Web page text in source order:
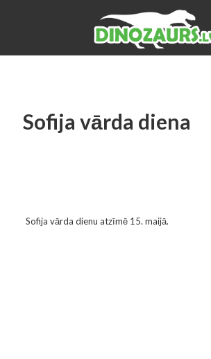
Sofija vārda diena
Sofija vārda dienu atzīmē 15. maijā.